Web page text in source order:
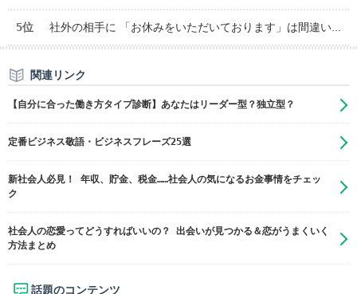
5位 社外の相手に 「お休みをいただいております」は間違い...
関連リンク
【自分に合った働き方タイプ診断】あなたはリーダー型？独立型？
定番ビジネス敬語・ビジネスフレーズ25選
新社会人必見！ 年収、貯金、税金……社会人の気になるお金事情をチェッ
ク
社会人の恋愛ってどうすればいいの？ 出会いが見つかる＆恋がうまくいく
方法まとめ
話題のコンテンツ